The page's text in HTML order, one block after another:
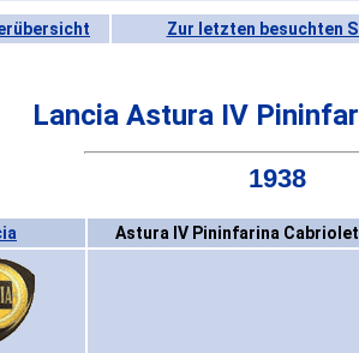
Zur letzten besuchten
Lancia Astura IV
1938
Astura IV Pininfarina